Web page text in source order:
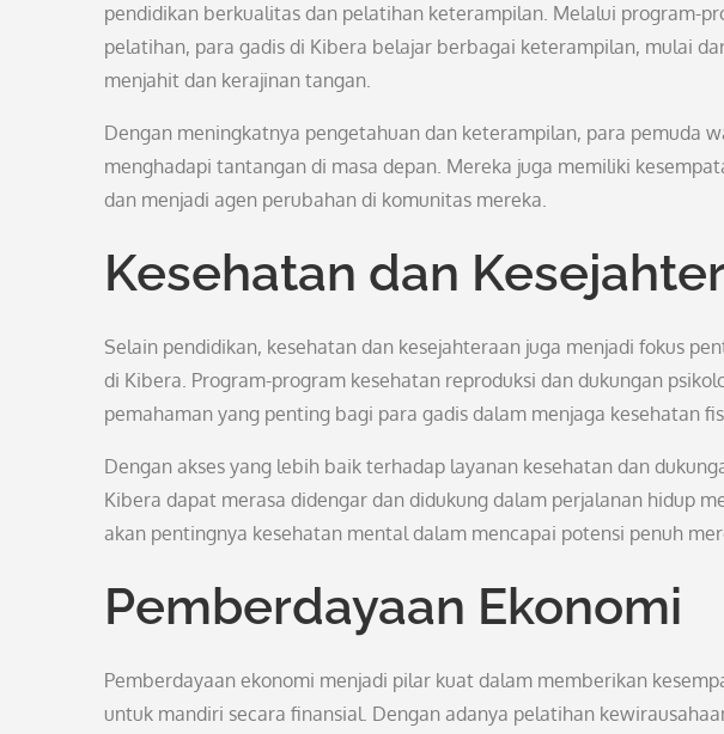
pendidikan berkualitas dan pelatihan keterampilan. Melalui program-
pelatihan, para gadis di Kibera belajar berbagai keterampilan, mulai
menjahit dan kerajinan tangan.
Dengan meningkatnya pengetahuan dan keterampilan, para pemuda
menghadapi tantangan di masa depan. Mereka juga memiliki
dan menjadi agen perubahan di komunitas mereka.
Kesehatan dan
Selain pendidikan, kesehatan dan kesejahteraan juga menjadi fokus
di Kibera. Program-program kesehatan reproduksi dan dukungan
pemahaman yang penting bagi para gadis dalam menjaga kesehatan
Dengan akses yang lebih baik terhadap layanan kesehatan dan
Kibera dapat merasa didengar dan didukung dalam perjalanan hidup
akan pentingnya kesehatan mental dalam mencapai potensi penuh
Pemberdayaan Ekonomi
Pemberdayaan ekonomi menjadi pilar kuat dalam memberikan
untuk mandiri secara finansial. Dengan adanya pelatihan